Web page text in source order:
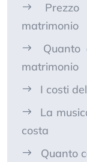
matrimonio
Quanto
matrimonio
I costi
La
costa
Quanto